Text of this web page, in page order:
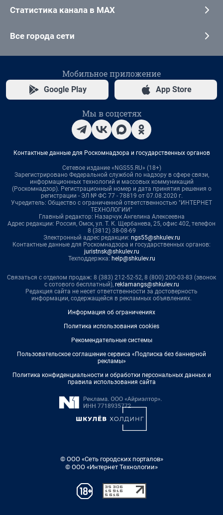
Статистика канала в MAX
Все города сети
Мобильное приложение
Google Play App Store
Мы в соцсетях
Контактные данные для Роскомнадзора и государственных органов
Сетевое издание «NGS55.RU» (18+)
Зарегистрировано Федеральной службой по надзору в сфере связи,
информационных технологий и массовых коммуникаций
(Роскомнадзор). Регистрационный номер и дата принятия решения о
регистрации - ЭЛ № ФС 77 - 78819 от 07.08.2020 г.
Учредитель: Общество с ограниченной ответственностью "ИНТЕРНЕТ
ТЕХНОЛОГИИ"
Главный редактор: Назарчук Ангелина Алексеевна
Адрес редакции: Россия, Омск, ул. Т. К. Щербанева, 25, офис 402, телефон
8 (3812) 38-08-69
Электронный адрес редакции: ngs55@shkulev.ru
Контактные данные для Роскомнадзора и государственных органов:
juristnsk@shkulev.ru
Техподдержка: help@shkulev.ru
Связаться с отделом продаж: 8 (383) 212-52-52, 8 (800) 200-03-83 (звонок
с сотового бесплатный), reklamangs@shkulev.ru
Редакция сайта не несет ответственности за достоверность
информации, содержащейся в рекламных объявлениях.
Информация об ограничениях
Политика использования cookies
Рекомендательные системы
Пользовательское соглашение сервиса «Подписка без баннерной
рекламы»
Политика конфиденциальности и обработки персональных данных и
правила использования сайта
© ООО «Сеть городских порталов»
© ООО «Интернет Технологии»